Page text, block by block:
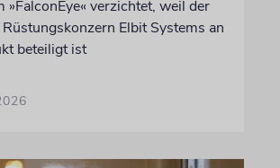
»FalconEye« verzichtet, weil der
Elbit Systems an
beteiligt ist